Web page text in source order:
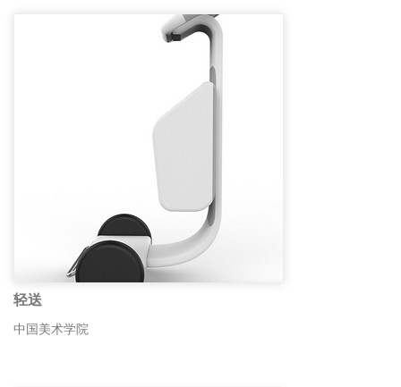
轻送
中国美术学院